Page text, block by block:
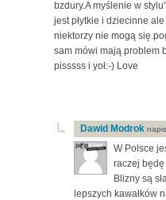
bzdury.A myślenie w
jest płytkie i dziecinne
niektorzy nie mogą
sam mówi mają problem
pisssss i yoł:-) Love
Dawid Modrok
W Polsce
raczej będę
Blizny są
lepszych kawałków